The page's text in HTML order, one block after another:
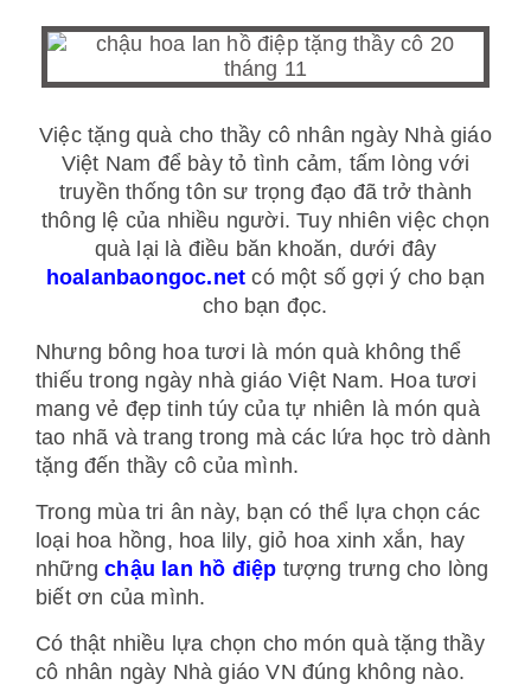
Việc tặng quà cho thầy cô nhân ngày Nhà giáo
Việt Nam để bày tỏ tình cảm, tấm lòng với
truyền thống tôn sư trọng đạo đã trở thành
thông lệ của nhiều người. Tuy nhiên việc chọn
quà lại là điều băn khoăn, dưới đây
hoalanbaongoc.net có một số gợi ý cho bạn
cho bạn đọc.
Nhưng bông hoa tươi là món quà không thể
thiếu trong ngày nhà giáo Việt Nam. Hoa tươi
mang vẻ đẹp tinh túy của tự nhiên là món quà
tao nhã và trang trong mà các lứa học trò dành
tặng đến thầy cô của mình.
Trong mùa tri ân này, bạn có thể lựa chọn các
loại hoa hồng, hoa lily, giỏ hoa xinh xắn, hay
nhữngchậu lan hồ điệp tượng trưng cho lòng
biết ơn của mình.
Có thật nhiều lựa chọn cho món quà tặng thầy
cô nhân ngày Nhà giáo VN đúng không nào.